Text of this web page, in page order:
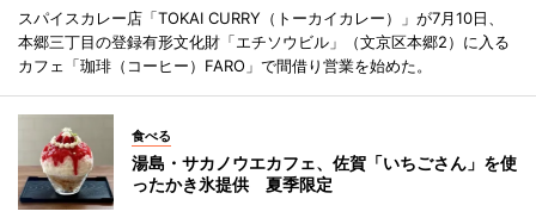
スパイスカレー店「TOKAI CURRY（トーカイカレー）」が7月10日、
本郷三丁目の登録有形文化財「エチソウビル」（文京区本郷2）に入る
カフェ「珈琲（コーヒー）FARO」で間借り営業を始めた。
食べる
湯島・サカノウエカフェ、佐賀「いちごさん」を使
ったかき氷提供 夏季限定